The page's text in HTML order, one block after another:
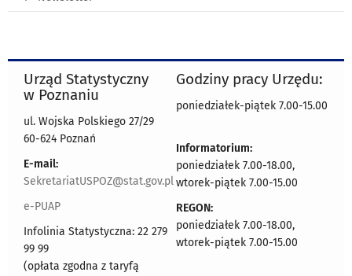
Urząd Statystyczny
w Poznaniu
ul. Wojska Polskiego 27/29
60-624 Poznań
E-mail:
SekretariatUSPOZ@stat.gov.pl
e-PUAP
Infolinia Statystyczna: 22 279
99 99
(opłata zgodna z taryfą
Godziny pracy Urzędu:
poniedziałek-piątek 7.00-15.00
Informatorium:
poniedziałek 7.00-18.00,
wtorek-piątek 7.00-15.00
REGON:
poniedziałek 7.00-18.00,
wtorek-piątek 7.00-15.00